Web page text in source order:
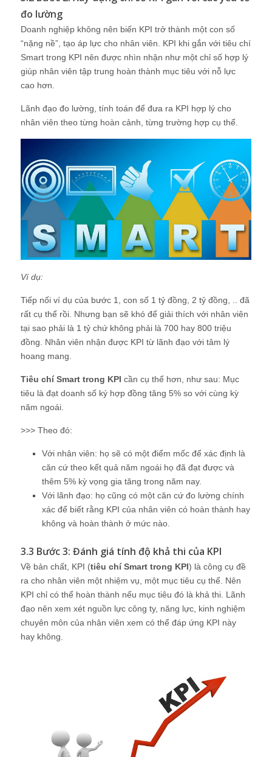
đo lường
Doanh nghiệp không nên biến KPI trở thành một con số
“nặng nề”, tạo áp lực cho nhân viên. KPI khi gắn với tiêu chí
Smart trong KPI nên được nhìn nhận như một chỉ số hợp lý
giúp nhân viên tập trung hoàn thành mục tiêu với nỗ lực
cao hơn.
Lãnh đạo đo lường, tính toán để đưa ra KPI hợp lý cho
nhân viên theo từng hoàn cảnh, từng trường hợp cụ thể.
Ví dụ:
Tiếp nối ví dụ của bước 1, con số 1 tỷ đồng, 2 tỷ đồng, .. đã
rất cụ thể rồi. Nhưng bạn sẽ khó để giải thích với nhân viên
tại sao phải là 1 tỷ chứ không phải là 700 hay 800 triệu
đồng. Nhân viên nhận được KPI từ lãnh đạo với tâm lý
hoang mang.
Tiêu chí Smart trong KPI cần cụ thể hơn, như sau: Mục
tiêu là đạt doanh số ký hợp đồng tăng 5% so với cùng kỳ
năm ngoái.
>>> Theo đó:
Với nhân viên: họ sẽ có một điểm mốc để xác định là
căn cứ theo kết quả năm ngoái họ đã đạt được và
thêm 5% kỳ vọng gia tăng trong năm nay.
Với lãnh đạo: họ cũng có một căn cứ đo lường chính
xác để biết rằng KPI của nhân viên có hoàn thành hay
không và hoàn thành ở mức nào.
3.3 Bước 3: Đánh giá tính độ khả thi của KPI
Về bản chất, KPI (tiêu chí Smart trong KPI) là công cụ đề
ra cho nhân viên một nhiệm vụ, một mục tiêu cụ thể. Nên
KPI chỉ có thể hoàn thành nếu mục tiêu đó là khả thi. Lãnh
đạo nên xem xét nguồn lực công ty, năng lực, kinh nghiệm
chuyên môn của nhân viên xem có thể đáp ứng KPI này
hay không.